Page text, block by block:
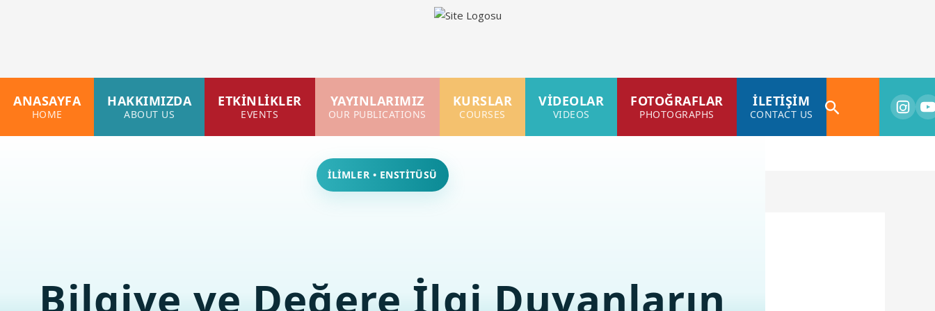
ANASAYFA
HOME
HAKKIMIZDA
ABOUT US
ETKİNLİKLER
EVENTS
YAYINLARIMIZ
OUR PUBLICATIONS
KURSLAR
COURSES
VİDEOLAR
VIDEOS
FOTOĞRAFLAR
PHOTOGRAPHS
İLETİŞİM
CONTACT US
İLİMLER • ENSTİTÜSÜ
Bilgiye ve Değere İlgi Duyanların